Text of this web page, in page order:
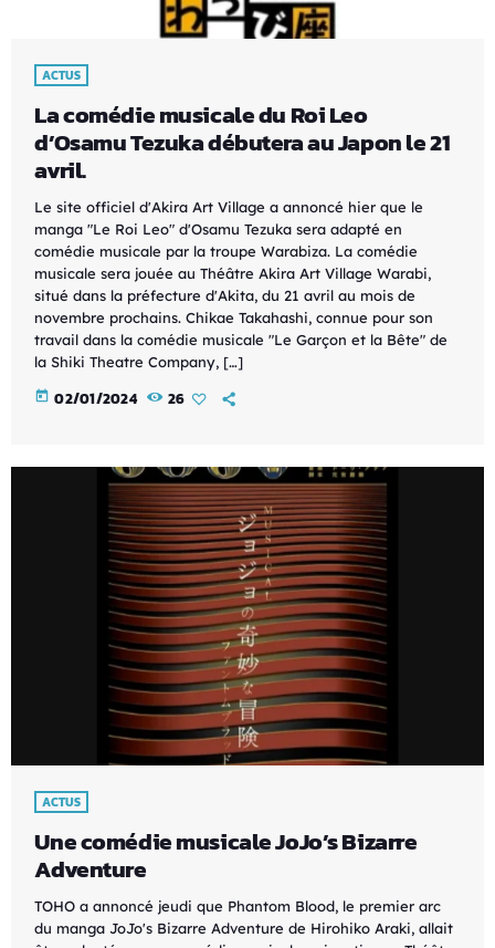
ACTUS
La comédie musicale du Roi Leo
d’Osamu Tezuka débutera au Japon le 21
avril.
Le site officiel d'Akira Art Village a annoncé hier que le
manga "Le Roi Leo" d'Osamu Tezuka sera adapté en
comédie musicale par la troupe Warabiza. La comédie
musicale sera jouée au Théâtre Akira Art Village Warabi,
situé dans la préfecture d'Akita, du 21 avril au mois de
novembre prochains. Chikae Takahashi, connue pour son
travail dans la comédie musicale "Le Garçon et la Bête" de
la Shiki Theatre Company, […]
today 02/01/2024 26
ACTUS
Une comédie musicale JoJo’s Bizarre
Adventure
TOHO a annoncé jeudi que Phantom Blood, le premier arc
du manga JoJo's Bizarre Adventure de Hirohiko Araki, allait